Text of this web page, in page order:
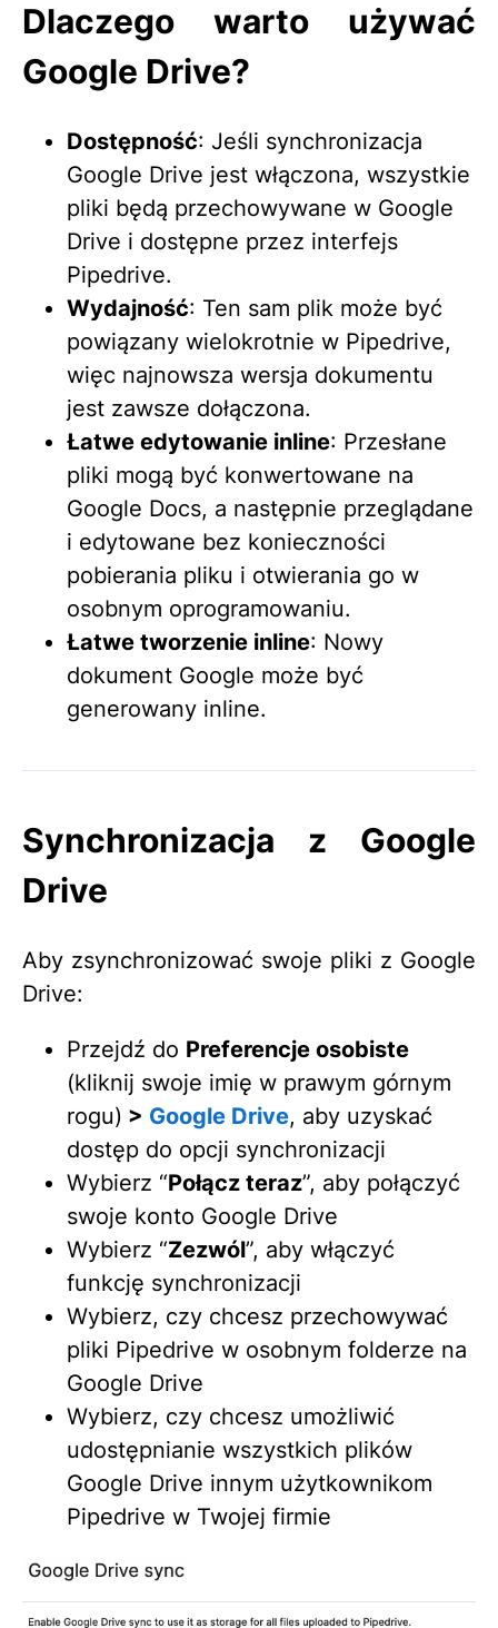
Dlaczego warto używać
Google Drive?
Dostępność: Jeśli synchronizacja
Google Drive jest włączona, wszystkie
pliki będą przechowywane w Google
Drive i dostępne przez interfejs
Pipedrive.
Wydajność: Ten sam plik może być
powiązany wielokrotnie w Pipedrive,
więc najnowsza wersja dokumentu
jest zawsze dołączona.
Łatwe edytowanie inline: Przesłane
pliki mogą być konwertowane na
Google Docs, a następnie przeglądane
i edytowane bez konieczności
pobierania pliku i otwierania go w
osobnym oprogramowaniu.
Łatwe tworzenie inline: Nowy
dokument Google może być
generowany inline.​
Synchronizacja z Google
Drive
Aby zsynchronizować swoje pliki z Google
Drive:
Przejdź do Preferencje osobiste
(kliknij swoje imię w prawym górnym
rogu) > Google Drive, aby uzyskać
dostęp do opcji synchronizacji
Wybierz “Połącz teraz”, aby połączyć
swoje konto Google Drive
Wybierz “Zezwól”, aby włączyć
funkcję synchronizacji
Wybierz, czy chcesz przechowywać
pliki Pipedrive w osobnym folderze na
Google Drive
Wybierz, czy chcesz umożliwić
udostępnianie wszystkich plików
Google Drive innym użytkownikom
Pipedrive w Twojej firmie